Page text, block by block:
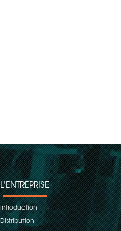
L'ENTREPRISE
Introduction
Distribution